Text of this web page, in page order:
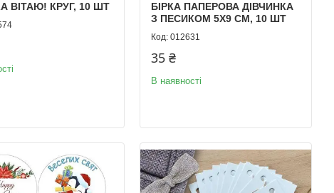
ВІТАЮ! КРУГ, 10 ШТ
БІРКА ПАПЕРОВА ДІВЧИНКА
З ПЕСИКОМ 5Х9 СМ, 10 ШТ
012631
35 ₴
В наявності